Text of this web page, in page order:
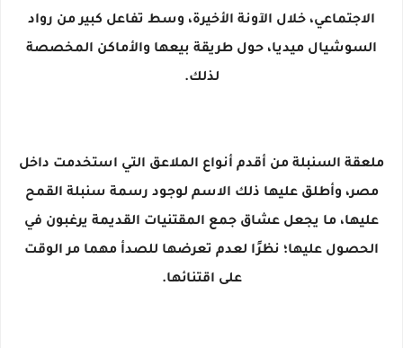
الاجتماعي، خلال الآونة الأخيرة، وسط تفاعل كبير من رواد
السوشيال ميديا، حول طريقة بيعها والأماكن المخصصة
لذلك.
ملعقة السنبلة من أقدم أنواع الملاعق التي استخدمت داخل
مصر، وأطلق عليها ذلك الاسم لوجود رسمة سنبلة القمح
عليها، ما يجعل عشاق جمع المقتنيات القديمة يرغبون في
الحصول عليها؛ نظرًا لعدم تعرضها للصدأ مهما مر الوقت
على اقتنائها.